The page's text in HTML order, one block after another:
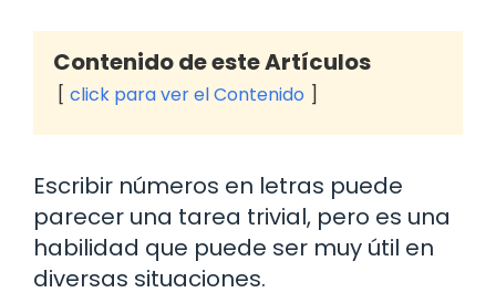
Contenido de este Artículos
click para ver el Contenido
Escribir números en letras puede
parecer una tarea trivial, pero es una
habilidad que puede ser muy útil en
diversas situaciones.